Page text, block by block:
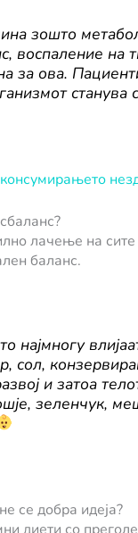
зошто
воспаление на
за ова.
станува
консумирањето
лачење на
баланс.
најмногу
сол,
и затоа
зеленчук,
се добра идеја?